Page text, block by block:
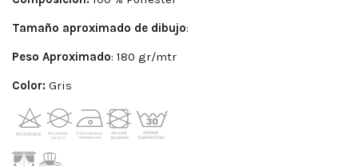
Tamaño aproximado de dibujo:
Peso Aproximado: 180 gr/mtr
Color: Gris